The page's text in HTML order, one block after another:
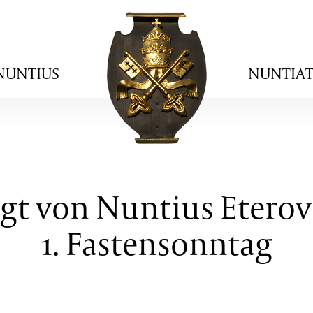
von Nuntius
1. Fastensonntag